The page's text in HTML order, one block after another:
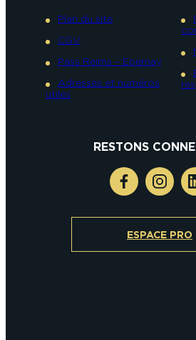
Plan du site
CGV
Pass Reims – Epernay
Adresses et numéros
utiles
RESTONS
ESPACE PRO